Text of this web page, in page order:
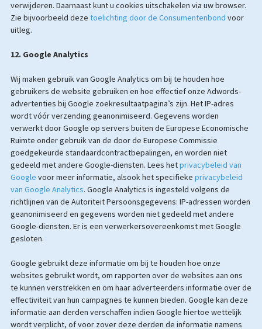
verwijderen. Daarnaast kunt u cookies uitschakelen via uw browser.
Zie bijvoorbeeld deze toelichting door de Consumentenbond voor
uitleg.
12. Google Analytics
Wij maken gebruik van Google Analytics om bij te houden hoe
gebruikers de website gebruiken en hoe effectief onze Adwords-
advertenties bij Google zoekresultaatpagina’s zijn. Het IP-adres
wordt vóór verzending geanonimiseerd. Gegevens worden
verwerkt door Google op servers buiten de Europese Economische
Ruimte onder gebruik van de door de Europese Commissie
goedgekeurde standaardcontractbepalingen, en worden niet
gedeeld met andere Google-diensten. Lees hetprivacybeleid van
Google voor meer informatie, alsook het specifieke privacybeleid
van Google Analytics. Google Analytics is ingesteld volgens de
richtlijnen van de Autoriteit Persoonsgegevens: IP-adressen worden
geanonimiseerd en gegevens worden niet gedeeld met andere
Google-diensten. Er is een verwerkersovereenkomst met Google
gesloten.
Google gebruikt deze informatie om bij te houden hoe onze
websites gebruikt wordt, om rapporten over de websites aan ons
te kunnen verstrekken en om haar adverteerders informatie over de
effectiviteit van hun campagnes te kunnen bieden. Google kan deze
informatie aan derden verschaffen indien Google hiertoe wettelijk
wordt verplicht, of voor zover deze derden de informatie namens